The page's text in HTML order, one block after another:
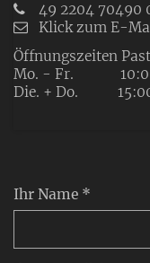
Ihr Name *
49 2204 70490
Klick zum E-
Öffnungszeiten
Mo. - Fr.
Die. + Do.